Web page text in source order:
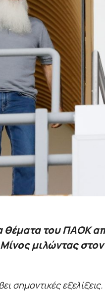
θέματα του ΠΑΟΚ
μιλώντας
σημαντικές